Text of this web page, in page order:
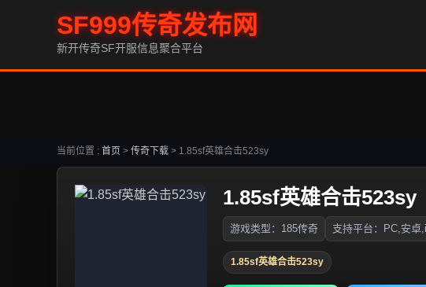
SF999传奇发布网
新开传奇SF开服信息聚合平台
当前位置 : 首页 > 传奇下载 > 1.85sf英雄合击523sy
1.85sf英雄合击523sy
游戏类型：185传奇 支持平台：PC,安卓
1.85sf英雄合击523sy